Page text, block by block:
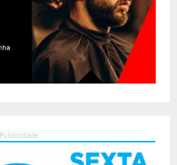
Publicidade